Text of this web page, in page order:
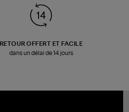
RETOUR OFFERT ET FACILE
dans un délai de 14 jours